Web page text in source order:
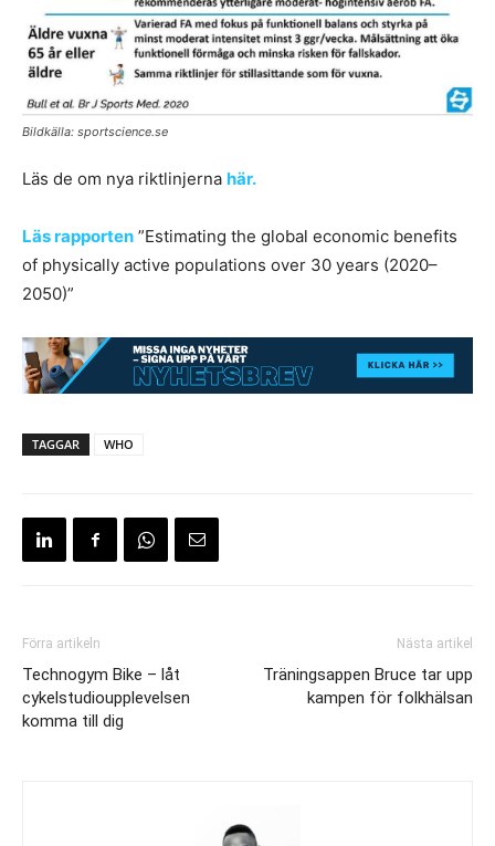
Bildkälla: sportscience.se
Läs de om nya riktlinjerna här.
Läs rapporten ”Estimating the global economic benefits
of physically active populations over 30 years (2020–
2050)”
TAGGAR WHO
Förra artikeln
Technogym Bike – låt
cykelstudioupplevelsen
komma till dig
Nästa artikel
Träningsappen Bruce tar upp
kampen för folkhälsan